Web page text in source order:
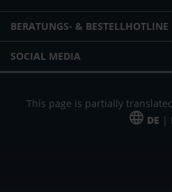
BERATUNGS- & BESTELLHOTLINE
SOCIAL MEDIA
This page is partially
DE |